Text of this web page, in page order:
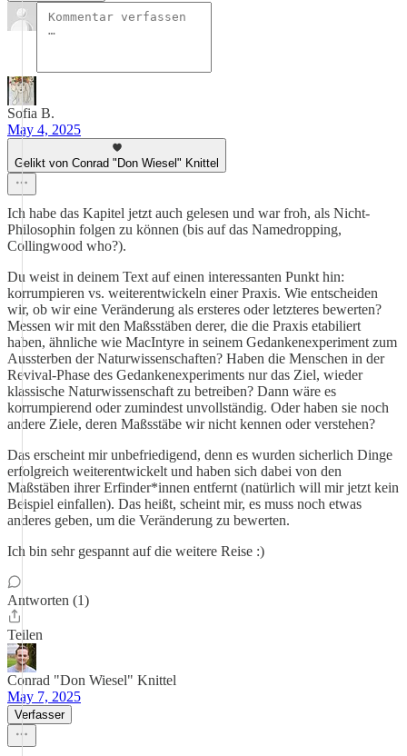
Sofia B.
May 4, 2025
Gelikt von Conrad "Don Wiesel" Knittel
Ich habe das Kapitel jetzt auch gelesen und war froh, als Nicht-
Philosophin folgen zu können (bis auf das Namedropping,
Collingwood who?).
Du weist in deinem Text auf einen interessanten Punkt hin:
korrumpieren vs. weiterentwickeln einer Praxis. Wie entscheiden
wir, ob wir eine Veränderung als ersteres oder letzteres bewerten?
Messen wir mit den Maßsstäben derer, die die Praxis etabiliert
haben, ähnliche wie MacIntyre in seinem Gedankenexperiment zum
Aussterben der Naturwissenschaften? Haben die Menschen in der
Revival-Phase des Gedankenexperiments nur das Ziel, wieder
klassische Naturwissenschaft zu betreiben? Dann wäre es
korrumpierend oder zumindest unvollständig. Oder haben sie noch
andere Ziele, deren Maßsstäbe wir nicht kennen oder verstehen?
Das erscheint mir unbefriedigend, denn es wurden sicherlich Dinge
erfolgreich weiterentwickelt und haben sich dabei von den
Maßstäben ihrer Erfinder*innen entfernt (natürlich will mir jetzt kein
Beispiel einfallen). Das heißt, scheint mir, es muss noch etwas
anderes geben, um die Veränderung zu bewerten.
Ich bin sehr gespannt auf die weitere Reise :)
Antworten (1)
Teilen
Conrad "Don Wiesel" Knittel
May 7, 2025
Verfasser